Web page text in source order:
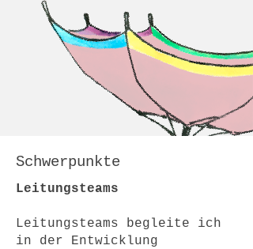
Schwerpunkte
Leitungsteams
Leitungsteams begleite ich
in der Entwicklung